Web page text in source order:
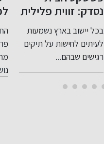
לפנסיה: תכנון חכם
לעתיד בטוח
החשיבות של ייעוץ לפני
פרישה לפנסיה כאשר
מתקרבים לגיל פרישה,
נושא...